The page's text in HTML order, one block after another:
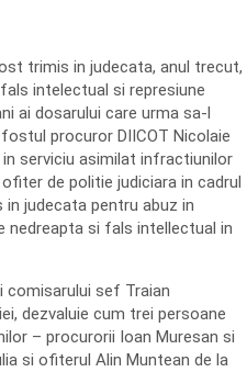
trimis in judecata, anul trecut,
intelectual si represiune
ai dosarului care urma sa-l
procuror DIICOT Nicolaie
serviciu asimilat infractiunilor
de politie judiciara in cadrul
in judecata pentru abuz in
nedreapta si fals intellectual in
comisarului sef Traian
dezvaluie cum trei persoane
– procurorii Ioan Muresan si
si ofiterul Alin Muntean de la